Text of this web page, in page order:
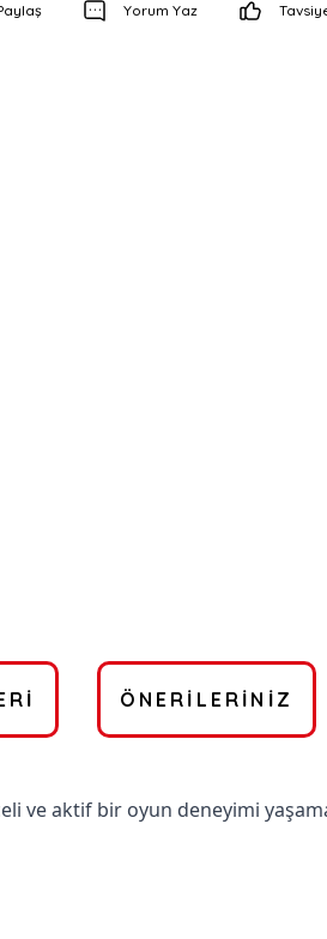
Yorum Yaz
ÖNERILERINIZ
aktif bir oyun deneyimi